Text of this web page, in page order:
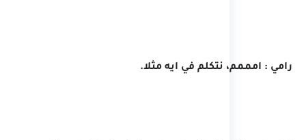
رامي : امممم، نتكلم في ايه مثلا.